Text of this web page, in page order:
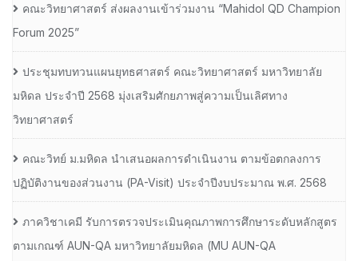
คณะวิทยาศาสตร์ ส่งผลงานเข้าร่วมงาน “Mahidol QD Champion
Forum 2025”
ประชุมทบทวนแผนยุทธศาสตร์ คณะวิทยาศาสตร์ มหาวิทยาลัย
มหิดล ประจำปี 2568 มุ่งเสริมศักยภาพสู่ความเป็นเลิศทาง
วิทยาศาสตร์
คณะวิทย์ ม.มหิดล นำเสนอผลการดำเนินงาน ตามข้อตกลงการ
ปฏิบัติงานของส่วนงาน (PA-Visit) ประจำปีงบประมาณ พ.ศ. 2568
ภาควิชาเคมี รับการตรวจประเมินคุณภาพการศึกษาระดับหลักสูตร
ตามเกณฑ์ AUN-QA มหาวิทยาลัยมหิดล (MU AUN-QA